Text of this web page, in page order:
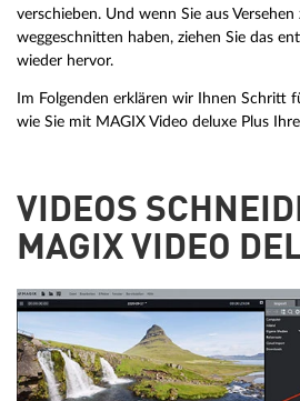
verschieben. Und wenn Sie aus Versehen
weggeschnitten haben, ziehen Sie das
wieder hervor.
Im Folgenden erklären wir Ihnen Schritt
wie Sie mit MAGIX Video deluxe Plus
VIDEOS
MAGIX VIDEO